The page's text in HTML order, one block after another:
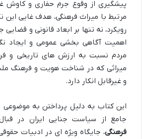
پیشگیری از وقوع جرم حفاری و کاوش
مرتبط با میراث فرهنگی، هدف غایی
رویکرد، نه تنها بر ابعاد قانونی و قضایی
اهمیت آگاهی بخشی عمومی و ایجاد
مردم نسبت به ارزش های تاریخی و
میراثی که در شناخت هویت و فرهنگ
و غیرقابل انکار دارد.
این کتاب به دلیل پرداختن به موضوعی
جامع از سیاست جنایی ایران در
فرهنگی، جایگاه ویژه ای در ادبیات